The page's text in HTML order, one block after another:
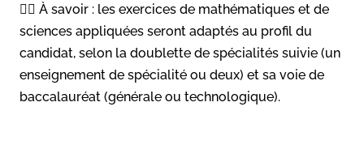
✍🏼 À savoir : les exercices de mathématiques et de
sciences appliquées seront adaptés au profil du
candidat, selon la doublette de spécialités suivie (un
enseignement de spécialité ou deux) et sa voie de
baccalauréat (générale ou technologique).